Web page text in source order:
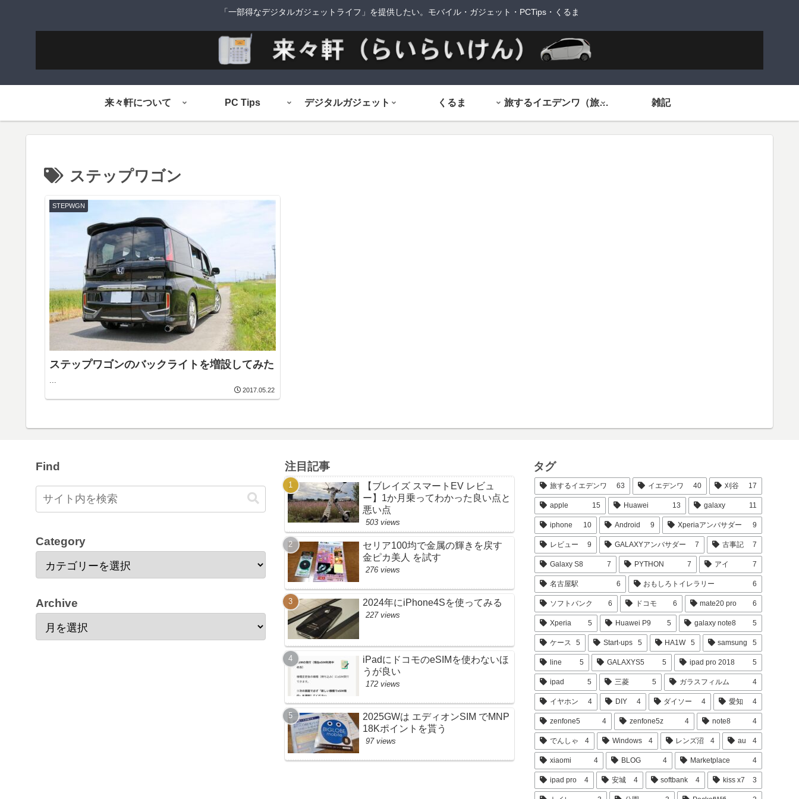
「一部得なデジタルガジェットライフ」を提供したい。モバイル・ガジェット・PCTips・くるま
来々軒について PC Tips デジタルガジェット くるま 旅するイエデンワ（旅ネタ） 雑記
ステップワゴン
STEPWGN
ステップワゴンのバックライトを増設してみた
2017.05.22
Find
Category
Archive
注目記事
【ブレイズ スマートEV レビュ
ー】1か月乗ってわかった良い点と
悪い点
503 views
セリア100均で金属の輝きを戻す
金ピカ美人 を試す
276 views
2024年にiPhone4Sを使ってみる
227 views
iPadにドコモのeSIMを使わないほ
うが良い
172 views
2025GWは エディオンSIM でMNP
18Kポイントを貰う
97 views
タグ
旅するイエデンワ 63 イエデンワ 40 刈谷 17
apple 15 Huawei 13 galaxy 11
iphone 10 Android 9 Xperiaアンバサダー 9
レビュー 9 GALAXYアンバサダー 7 古事記 7
Galaxy S8 7 PYTHON 7 アイ 7
名古屋駅 6 おもしろトイレラリー 6
ソフトバンク 6 ドコモ 6 mate20 pro 6
Xperia 5 Huawei P9 5 galaxy note8 5
ケース 5 Start-ups 5 HA1W 5 samsung 5
line 5 GALAXYS5 5 ipad pro 2018 5
ipad 5 三菱 5 ガラスフィルム 4
イヤホン 4 DIY 4 ダイソー 4 愛知 4
zenfone5 4 zenfone5z 4 note8 4
でんしゃ 4 Windows 4 レンズ沼 4 au 4
xiaomi 4 BLOG 4 Marketplace 4
ipad pro 4 安城 4 softbank 4 kiss x7 3